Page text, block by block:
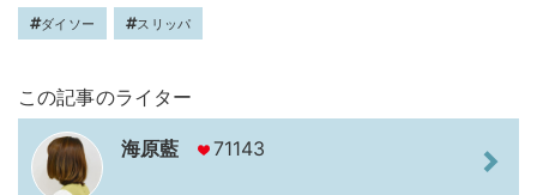
ダイソー スリッパ
この記事のライター
海原藍 71143